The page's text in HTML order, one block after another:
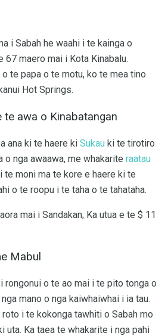
i Sabah he waahi i te kainga o
67 maero mai i Kota Kinabalu.
te papa o te motu, ko te mea tino
Hot Springs.
te awa o Kinabatangan
ana ki te haere ki Sukau ki te tirotiro
o nga awaawa, me whakarite raatau
te moni ma te kore e haere ki te
o te roopu i te taha o te tahataha.
mai i Sandakan; Ka utua e te $ 11
Mabul
rongonui o te ao mai i te pito tonga o
mano o nga kaiwhaiwhai i ia tau.
roto i te kokonga tawhiti o Sabah mo
uta. Ka taea te whakarite i nga pahi